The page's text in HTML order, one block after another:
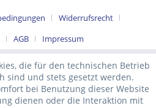
sind Pflichtfelder.
Widerrufsrecht
AGB Impressum
die für den technischen Betrieb
sind und stets gesetzt werden.
bei Benutzung dieser Website
dienen oder die Interaktion mit